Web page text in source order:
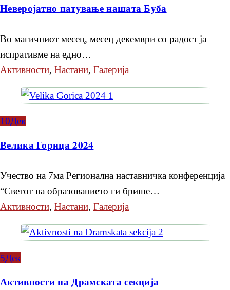
Неверојатно патување нашата Буба
Во магичниот месец, месец декември со радост ја
испративме на едно…
Активности, Настани, Галерија
10Дек
Велика Горица 2024
Учество на 7ма Регионална наставничка конференција
“Светот на образованието ги брише…
Активности, Настани, Галерија
5Дек
Активности на Драмската секција